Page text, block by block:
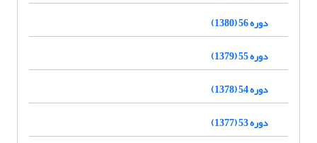
دوره 56 (1380)
دوره 55 (1379)
دوره 54 (1378)
دوره 53 (1377)